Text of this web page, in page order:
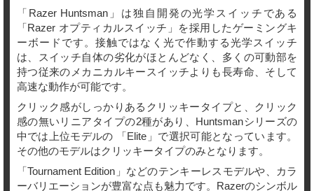
「Razer Huntsman」は独自開発の光学スイッチである
「Razer オプティカルスイッチ」を採用したゲーミングキ
ーボードです。接触ではなく光で作動する光学スイッチ
は、スイッチ自体の劣化がほとんどなく、多くの可動部を
持つ従来のメカニカルキースイッチよりも長寿命、そして
高速な動作が可能です。
クリック感がしっかりあるクリッキータイプと、クリック
感の無いリニアタイプの2種があり、Huntsmanシリーズの
中では上位モデルの 「Elite」で選択可能となっています。
その他のモデルはクリッキータイプのみとなります。
「Tournament Edition」などのテンキーレスモデルや、カラ
ーバリエーションが豊富な点も魅力です。Razerのシンボル